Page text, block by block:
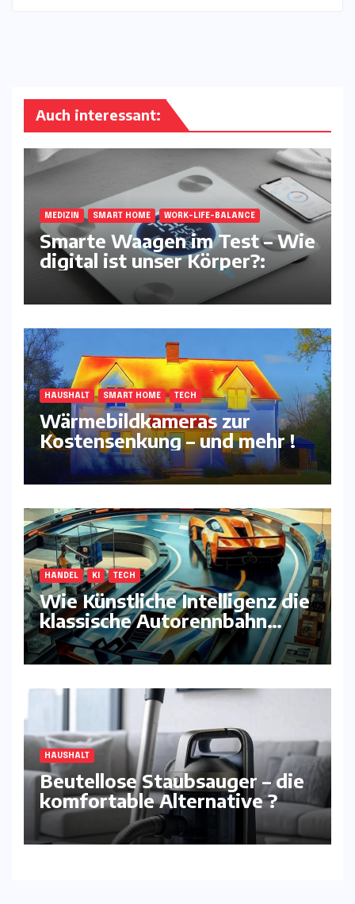
Auch interessant:
MEDIZIN SMART HOME WORK-LIFE-BALANCE
Smarte Waagen im Test – Wie
digital ist unser Körper?:
HAUSHALT SMART HOME TECH
Wärmebildkameras zur
Kostensenkung – und mehr !
HANDEL KI TECH
Wie Künstliche Intelligenz die
klassische Autorennbahn
komplett neu erfindet
HAUSHALT
Beutellose Staubsauger – die
komfortable Alternative ?